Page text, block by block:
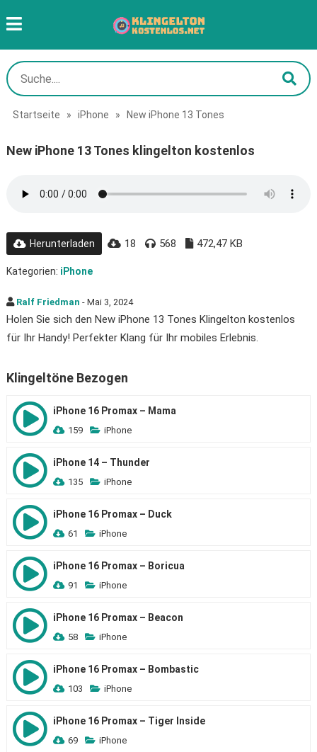
Startseite » iPhone » New iPhone 13 Tones
New iPhone 13 Tones klingelton kostenlos
Herunterladen 18 568 472,47 KB
Kategorien: iPhone
Ralf Friedman - Mai 3, 2024
Holen Sie sich den New iPhone 13 Tones Klingelton kostenlos
für Ihr Handy! Perfekter Klang für Ihr mobiles Erlebnis.
Klingeltöne Bezogen
iPhone 16 Promax – Mama
159 iPhone
iPhone 14 – Thunder
135 iPhone
iPhone 16 Promax – Duck
61 iPhone
iPhone 16 Promax – Boricua
91 iPhone
iPhone 16 Promax – Beacon
58 iPhone
iPhone 16 Promax – Bombastic
103 iPhone
iPhone 16 Promax – Tiger Inside
69 iPhone